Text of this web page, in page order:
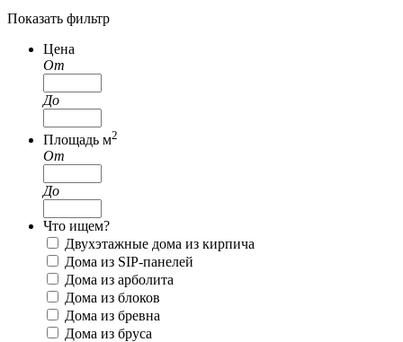
Показать фильтр
Цена
От
До
Площадь м2
От
До
Что ищем?
Двухэтажные дома из кирпича
Дома из SIP-панелей
Дома из арболита
Дома из блоков
Дома из бревна
Дома из бруса